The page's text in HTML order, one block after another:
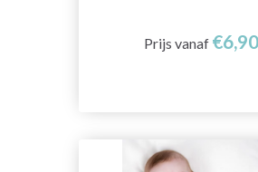
Prijs vanaf €6,90